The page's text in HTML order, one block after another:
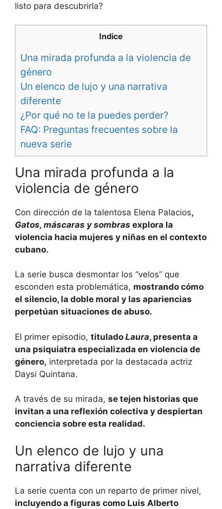
listo para descubrirla?
Indice
Una mirada profunda a la violencia de
género
Un elenco de lujo y una narrativa
diferente
¿Por qué no te la puedes perder?
FAQ: Preguntas frecuentes sobre la
nueva serie
Una mirada profunda a la
violencia de género
Con dirección de la talentosa Elena Palacios,
Gatos, máscaras y sombras explora la
violencia hacia mujeres y niñas en el contexto
cubano.
La serie busca desmontar los “velos” que
esconden esta problemática, mostrando cómo
el silencio, la doble moral y las apariencias
perpetúan situaciones de abuso.
El primer episodio, titulado Laura, presenta a
una psiquiatra especializada en violencia de
género, interpretada por la destacada actriz
Daysi Quintana.
A través de su mirada, se tejen historias que
invitan a una reflexión colectiva y despiertan
conciencia sobre esta realidad.
Un elenco de lujo y una
narrativa diferente
La serie cuenta con un reparto de primer nivel,
incluyendo a figuras como Luis Alberto